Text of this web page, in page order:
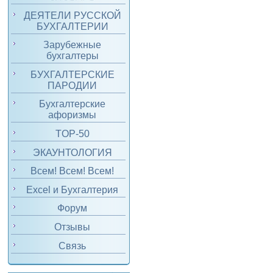
ДЕЯТЕЛИ РУССКОЙ
БУХГАЛТЕРИИ
Зарубежные
бухгалтеры
БУХГАЛТЕРСКИЕ
ПАРОДИИ
Бухгалтерские
афоризмы
TOP-50
ЭКАУНТОЛОГИЯ
Всем! Всем! Всем!
Excel и Бухгалтерия
Форум
Отзывы
Связь